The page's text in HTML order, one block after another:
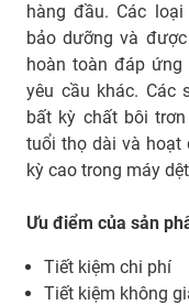
hàng đầu. Các
bảo dưỡng và
hoàn toàn đáp
yêu cầu khác. Các
bất kỳ chất bôi
tuổi thọ dài và hoạt
kỳ cao trong máy
Ưu điểm của sản
Tiết kiệm chi phí
Tiết kiệm không